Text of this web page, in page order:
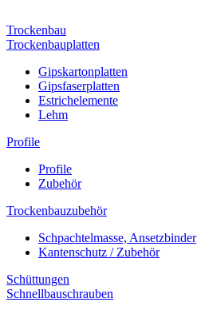
Trockenbau
Trockenbauplatten
Gipskartonplatten
Gipsfaserplatten
Estrichelemente
Lehm
Profile
Profile
Zubehör
Trockenbauzubehör
Schpachtelmasse, Ansetzbinder
Kantenschutz / Zubehör
Schüttungen
Schnellbauschrauben